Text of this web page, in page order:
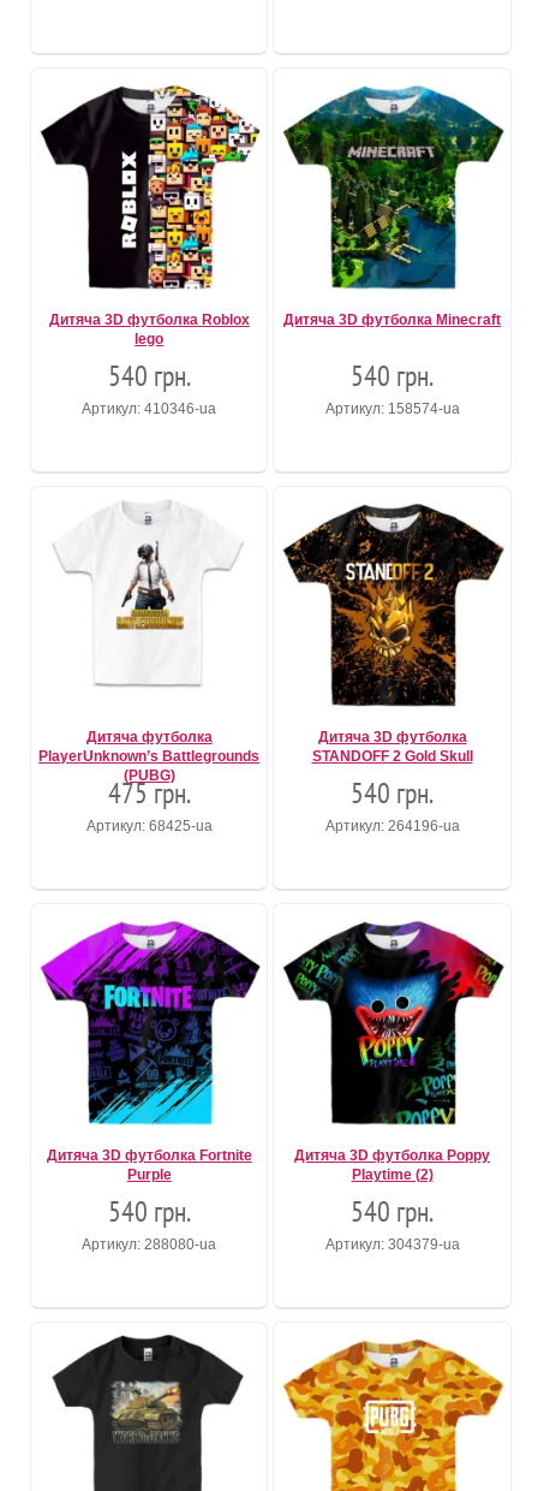
Дитяча 3D футболка Roblox
lego
540 грн.
Артикул: 410346-ua
Дитяча 3D футболка Minecraft
540 грн.
Артикул: 158574-ua
Дитяча футболка
PlayerUnknown’s Battlegrounds
(PUBG)
475 грн.
Артикул: 68425-ua
Дитяча 3D футболка
STANDOFF 2 Gold Skull
540 грн.
Артикул: 264196-ua
Дитяча 3D футболка Fortnite
Purple
540 грн.
Артикул: 288080-ua
Дитяча 3D футболка Poppy
Playtime (2)
540 грн.
Артикул: 304379-ua